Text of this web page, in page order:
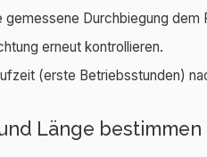
Durchbiegung dem
erneut kontrollieren.
(erste Betriebsstunden)
Länge bestimmen